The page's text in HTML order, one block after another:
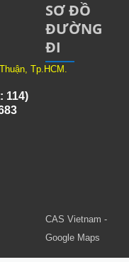
Tp.HCM.
114)
SƠ ĐỒ
ĐƯỜNG
ĐI
CAS Vietnam -
Google Maps